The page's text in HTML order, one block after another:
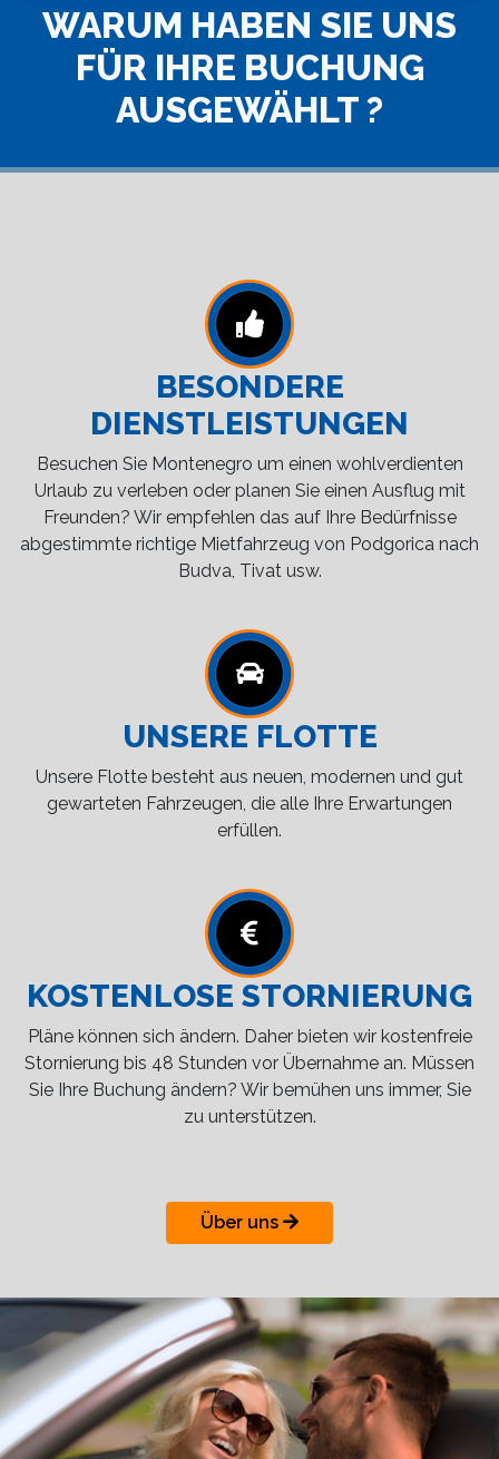
WARUM HABEN SIE UNS
FÜR IHRE BUCHUNG
AUSGEWÄHLT ?
BESONDERE
DIENSTLEISTUNGEN
Besuchen Sie Montenegro um einen wohlverdienten
Urlaub zu verleben oder planen Sie einen Ausflug mit
Freunden? Wir empfehlen das auf Ihre Bedürfnisse
abgestimmte richtige Mietfahrzeug von Podgorica nach
Budva, Tivat usw.
UNSERE FLOTTE
Unsere Flotte besteht aus neuen, modernen und gut
gewarteten Fahrzeugen, die alle Ihre Erwartungen
erfüllen.
KOSTENLOSE STORNIERUNG
Pläne können sich ändern. Daher bieten wir kostenfreie
Stornierung bis 48 Stunden vor Übernahme an. Müssen
Sie Ihre Buchung ändern? Wir bemühen uns immer, Sie
zu unterstützen.
Über uns